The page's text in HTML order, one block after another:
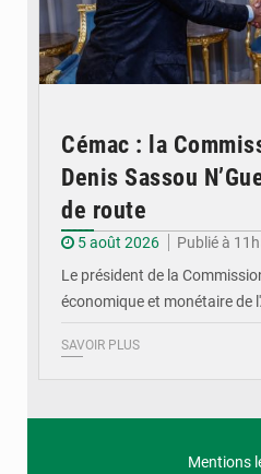
Cémac : la
Denis Sassou
de route
5 août 2026
Publié à
Le président de la
économique et monétaire de
SAVOIR PLUS
Mentions